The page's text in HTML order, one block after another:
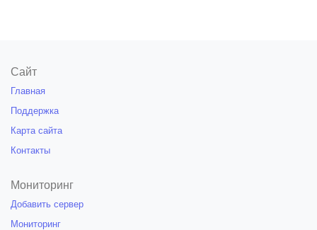
Сайт
Главная
Поддержка
Карта сайта
Контакты
Мониторинг
Добавить сервер
Мониторинг